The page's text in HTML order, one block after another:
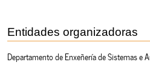
Entidades organizadoras
Departamento de Enxeñería de Sistemas e